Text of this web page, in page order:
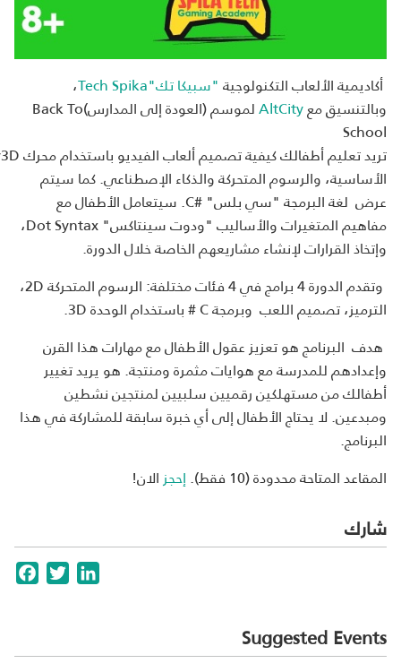
أكاديمية الألعاب التكنولوجية"سبيكا تك"Tech Spika
،
وبالتنسيق معAltCity
لموسم (العودة إلى المدارس)Back To
School
الأساسية، والرسوم المتحركة والذكاء الإصطناعي. كما سيتم
عرض لغة البرمجة "سي بلس" #C. سيتعامل الأطفال مع
مفاهيم المتغيرات والأساليب "ودوت سينتاكس" Dot Syntax،
وإتخاذ القرارات لإنشاء مشاريعهم الخاصة خلال الدورة.
وتقدم الدورة 4 برامج في 4 فئات مختلفة: الرسوم المتحركة 2D،
الترميز، تصميم اللعب وبرمجة C # باستخدام الوحدة 3D.
هدف البرنامج هو تعزيز عقول الأطفال مع مهارات هذا القرن
وإعدادهم للمدرسة مع هوايات مثمرة ومنتجة. هو يريد تغيير
أطفالك من مستهلكين رقميين سلبيين لمنتجين نشطين
ومبدعين.لا يحتاجالأطفالإلى أيخبرة سابقةللمشاركةفي هذا
البرنامج.
المقاعدالمتاحةمحدودة(10 فقط ).إحجزالان!
شارك
TwitterLinkedIn
Suggested Events